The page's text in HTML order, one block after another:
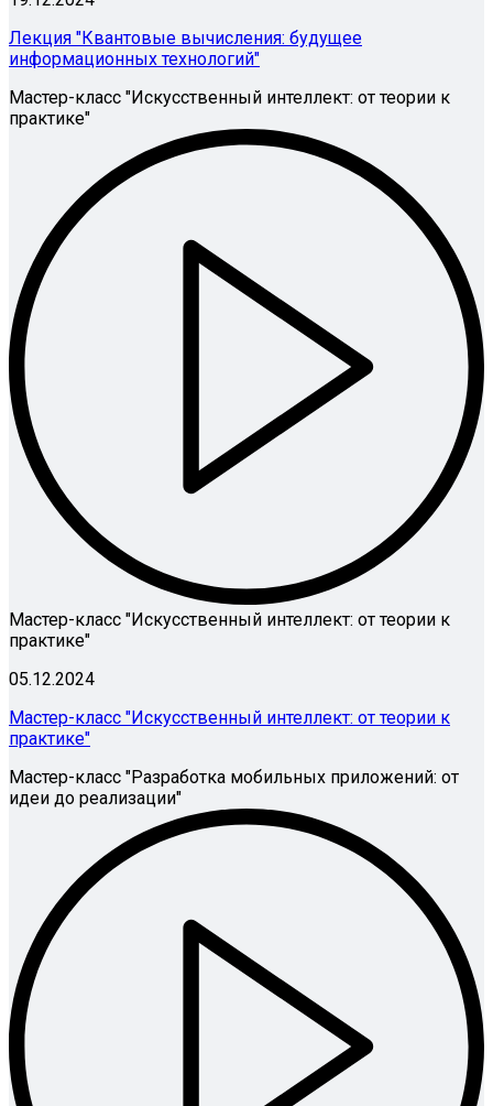
Лекция "Квантовые вычисления: будущее
информационных технологий"
Мастер-класс "Искусственный интеллект: от теории к
практике"
Мастер-класс "Искусственный интеллект: от теории к
практике"
05.12.2024
Мастер-класс "Искусственный интеллект: от теории к
практике"
Мастер-класс "Разработка мобильных приложений: от
идеи до реализации"